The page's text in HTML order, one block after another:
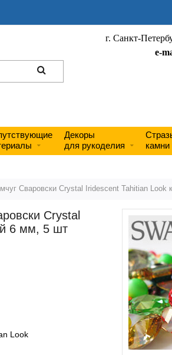
г. Санкт-
e-
Декоры
для рукоделия
камни
Сваровски Crystal Iridescent Tahitian Look
Crystal
6 мм, 5 шт
Look